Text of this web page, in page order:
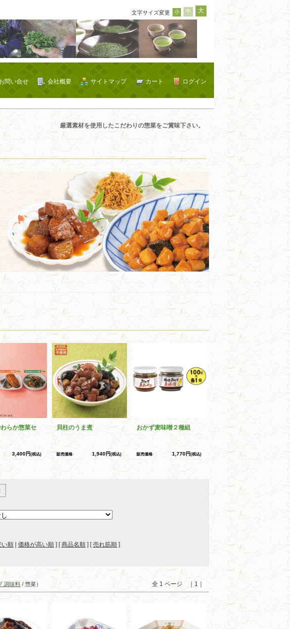
文字サイズ変更 小 中 大
ログイン
カート
サイトマップ
会社概要
問い合せ
厳選素材を使用したこだわりの惣菜をご賞味下さい。
らか惣菜セ
3,400円(税込)
貝柱のうま煮
販売価格 1,940円(税込)
おかず麦味噌２種組
販売価格 1,770円(税込)
い順 価格が高い順 ] [商品名順 ] [売れ筋順 ]
全 1 ページ ｜1｜
調味料 / 惣菜）